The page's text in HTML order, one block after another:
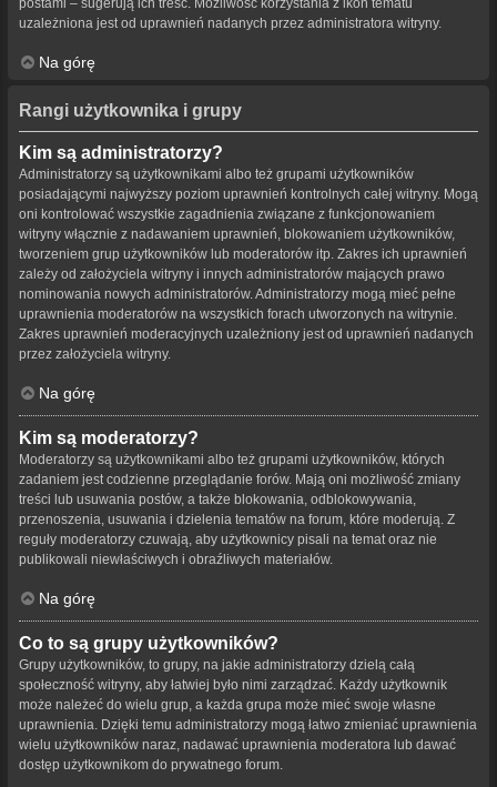
uzależniona jest od uprawnień nadanych przez administratora witryny.
Na górę
Rangi użytkownika i grupy
Kim są administratorzy?
Administratorzy są użytkownikami albo też grupami użytkowników
posiadającymi najwyższy poziom uprawnień kontrolnych całej witryny. Mogą
oni kontrolować wszystkie zagadnienia związane z funkcjonowaniem
witryny włącznie z nadawaniem uprawnień, blokowaniem użytkowników,
tworzeniem grup użytkowników lub moderatorów itp. Zakres ich uprawnień
zależy od założyciela witryny i innych administratorów mających prawo
nominowania nowych administratorów. Administratorzy mogą mieć pełne
uprawnienia moderatorów na wszystkich forach utworzonych na witrynie.
Zakres uprawnień moderacyjnych uzależniony jest od uprawnień nadanych
przez założyciela witryny.
Na górę
Kim są moderatorzy?
Moderatorzy są użytkownikami albo też grupami użytkowników, których
zadaniem jest codzienne przeglądanie forów. Mają oni możliwość zmiany
treści lub usuwania postów, a także blokowania, odblokowywania,
przenoszenia, usuwania i dzielenia tematów na forum, które moderują. Z
reguły moderatorzy czuwają, aby użytkownicy pisali na temat oraz nie
publikowali niewłaściwych i obraźliwych materiałów.
Na górę
Co to są grupy użytkowników?
Grupy użytkowników, to grupy, na jakie administratorzy dzielą całą
społeczność witryny, aby łatwiej było nimi zarządzać. Każdy użytkownik
może należeć do wielu grup, a każda grupa może mieć swoje własne
uprawnienia. Dzięki temu administratorzy mogą łatwo zmieniać uprawnienia
wielu użytkowników naraz, nadawać uprawnienia moderatora lub dawać
dostęp użytkownikom do prywatnego forum.